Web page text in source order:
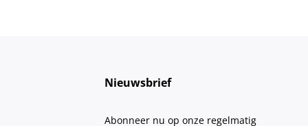
Nieuwsbrief
Abonneer nu op onze regelmatig